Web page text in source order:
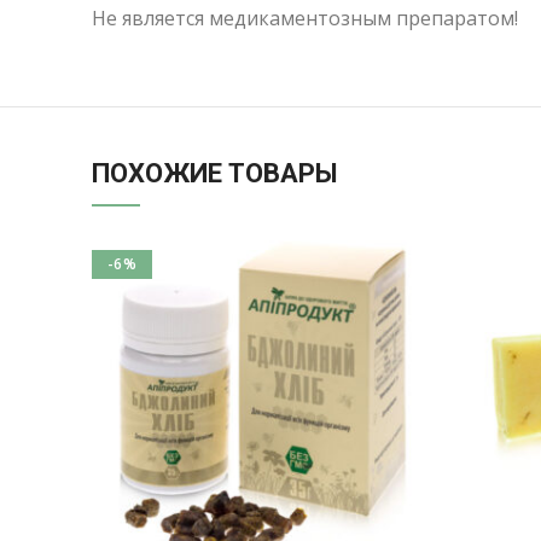
Не является медикаментозным препаратом!
ПОХОЖИЕ ТОВАРЫ
-6%